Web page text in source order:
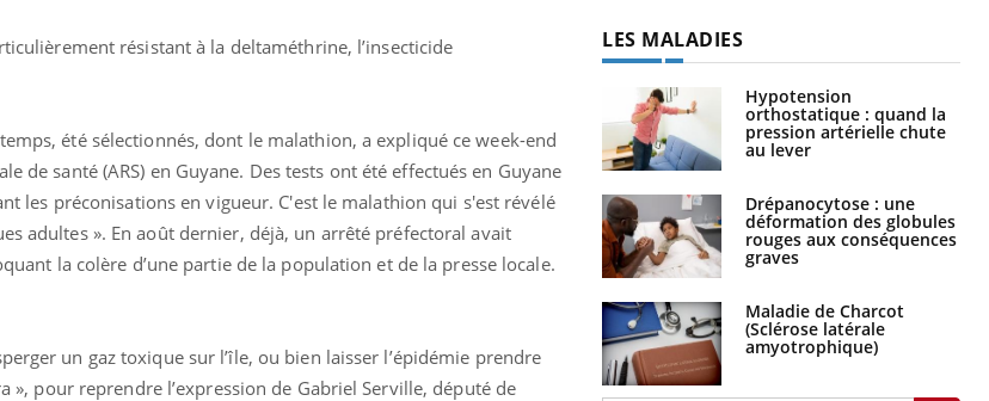
résistant à la deltaméthrine, l’insecticide
été sélectionnés, dont le malathion, a expliqué ce week-end
de santé (ARS) en Guyane. Des tests ont été effectués en Guyane
les préconisations en vigueur. C'est le malathion qui s'est révélé
adultes ». En août dernier, déjà, un arrêté préfectoral avait
la colère d’une partie de la population et de la presse locale.
un gaz toxique sur l’île, ou bien laisser l’épidémie prendre
», pour reprendre l’expression de Gabriel Serville, député de
LES MALADIES
Hypotension
orthostatique : quand la
pression artérielle chute
au lever
Drépanocytose : une
déformation des globules
rouges aux conséquences
graves
Maladie de Charcot
(Sclérose latérale
amyotrophique)